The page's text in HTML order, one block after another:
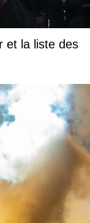
et la liste des